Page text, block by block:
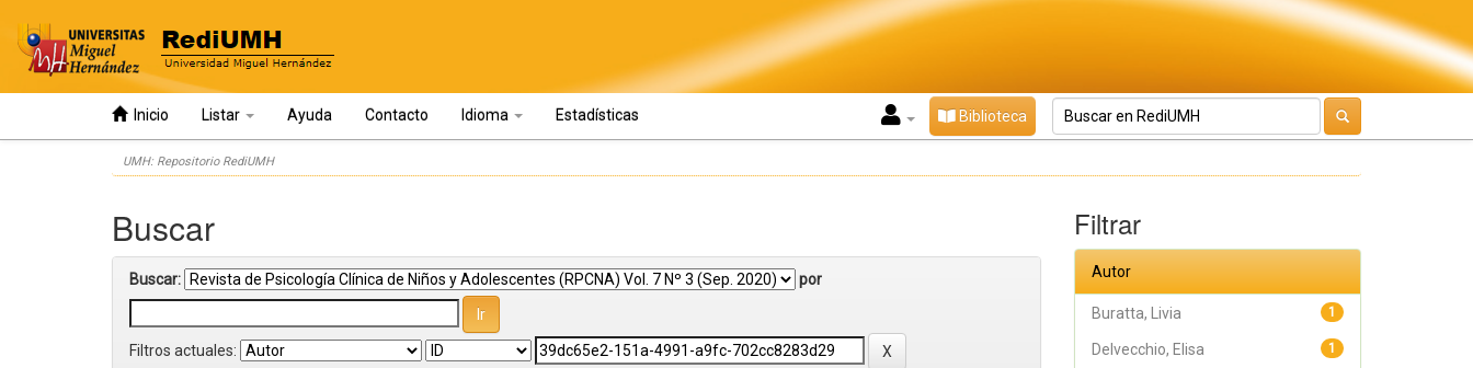
Inicio Listar Ayuda Contacto Idioma Estadísticas Biblioteca
UMH: Repositorio RediUMH
Buscar
Buscar: por
Filtros actuales:
Filtrar
Autor
1
Buratta, Livia
1
Delvecchio, Elisa